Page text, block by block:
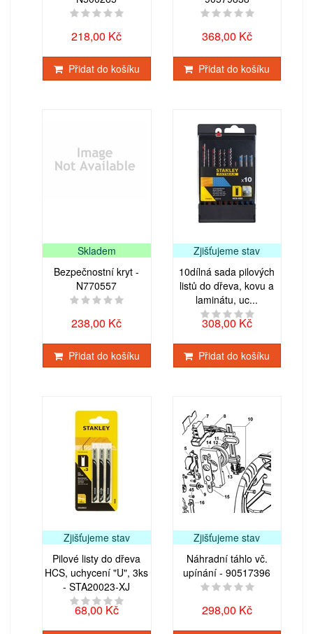
218,00 Kč
Přidat do košíku
368,00 Kč
Přidat do košíku
Skladem
Bezpečnostní kryt -
N770557
238,00 Kč
Přidat do košíku
Zjišťujeme stav
10dílná sada pilových
listů do dřeva, kovu a
laminátu, uc...
308,00 Kč
Přidat do košíku
Zjišťujeme stav
Pilové listy do dřeva
HCS, uchycení "U", 3ks
- STA20023-XJ
68,00 Kč
Zjišťujeme stav
Náhradní táhlo vč.
upínání - 90517396
298,00 Kč